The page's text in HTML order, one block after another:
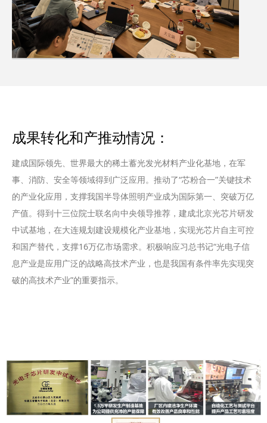
成果转化和产推动情况：
建成国际领先、世界最大的稀土蓄光发光材料产业化基地，在军
事、消防、安全等领域得到广泛应用。推动了“芯粉合一”关键技术
的产业化应用，支撑我国半导体照明产业成为国际第一、突破万亿
产值。得到十三位院士联名向中央领导推荐，建成北京光芯片研发
中试基地，在大连规划建设规模化产业基地，实现光芯片自主可控
和国产替代，支撑16万亿市场需求。积极响应习总书记“光电子信
息产业是应用广泛的战略高技术产业，也是我国有条件率先实现突
破的高技术产业”的重要指示。